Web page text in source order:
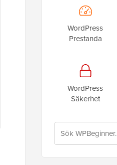
WordPress
Prestanda
WordPress
Säkerhet